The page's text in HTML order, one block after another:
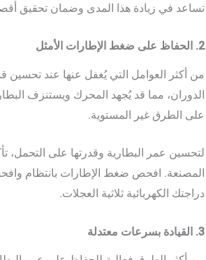
تساعد في زيادة هذا المدى وضمان تحقيق
2. الحفاظ على ضغط الإطارات الأمثل
من أكثر العوامل التي يُغفل عنها عند تحسين
الدوران، مما قد يُجهد المحرك ويستنزف
على الطرق غير المستوية.
لتحسين عمر البطارية وقدرتها على التحمل،
المصنعة. افحص ضغط الإطارات بانتظام
دراجتك الكهربائية ثلاثية العجلات.
3. القيادة بسرعات معتدلة